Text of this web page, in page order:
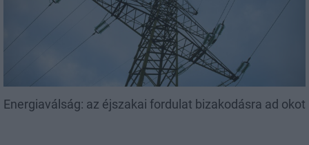
Energiaválság: az éjszakai fordulat bizakodásra ad okot